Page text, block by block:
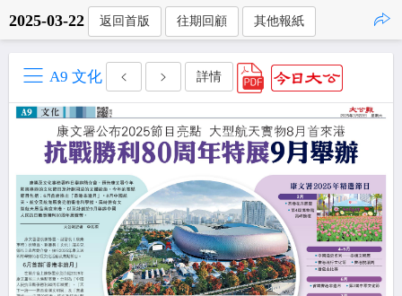
2025-03-22 返回首版 往期回顧 其他報紙
A9 文化 詳情